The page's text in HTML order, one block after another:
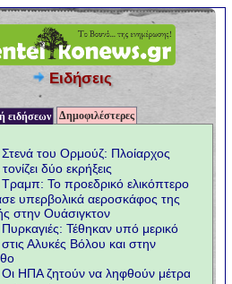
Ειδήσεις
ειδήσεων Δημοφιλέστερες